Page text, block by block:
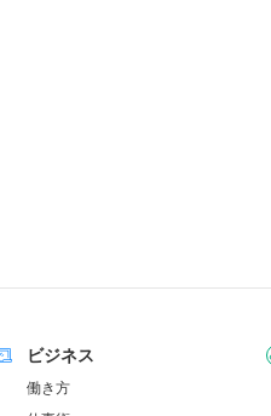
ビジネス
働き方